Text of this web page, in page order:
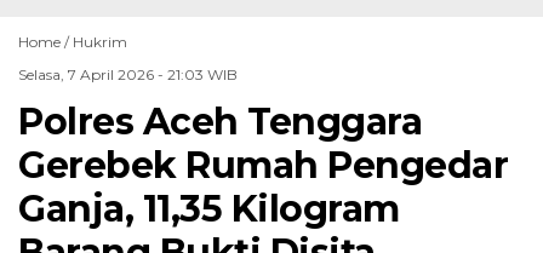
Home / Hukrim
Selasa, 7 April 2026 - 21:03 WIB
Polres Aceh Tenggara
Gerebek Rumah Pengedar
Ganja, 11,35 Kilogram